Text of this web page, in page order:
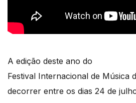
A edição deste ano do
Festival Internacional de Música
decorrer entre os dias 24 de